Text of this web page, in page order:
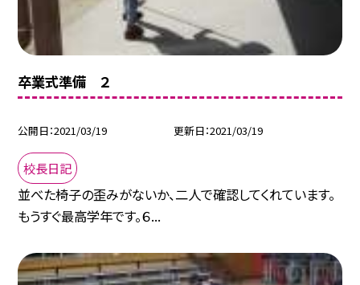
卒業式準備 ２
公開日 2021/03/19 更新日 2021/03/19
校長日記
並べた椅子の歪みがないか、二人で確認してくれています。
もうすぐ最高学年です。６...